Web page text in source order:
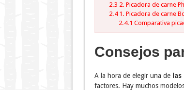
2.3 2. Picadora de carne
2.41. Picadora de carne
2.4.1 Comparativa
Consejos
A la hora de elegir una delas
factores. Hay muchos